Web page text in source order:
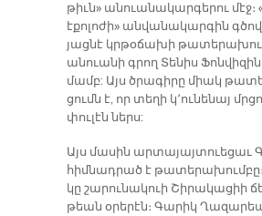
թիւն» ան­ուա­նա­կար­գե­րու մէջ։
է­քո­լո­ժի» ան­վա­նա­կար­գին
յաց­նէ կրթօ­ճա­խի
ան­ուա­նի գրող Տե­նիս
մամբ: Այս ծրագիրը միակ
ցումն է, որ տե­ղի կ՚ու­նե­նայ
փու­լէն ներս:
Այս մա­սին ար­տա­յայ­տուե­ցաւ
հիմ­նադ­րած է
կը շա­րու­նա­կուի Շի­րա­կա­ցիի
թեան օ­րե­րէն։ Գա­րիկ